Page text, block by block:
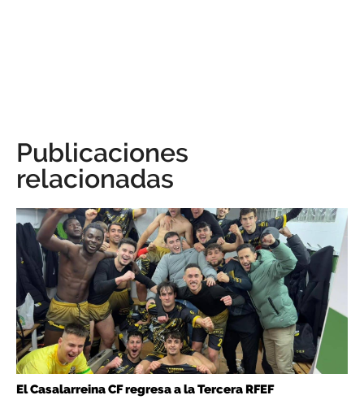
Publicaciones
relacionadas
El Casalarreina CF regresa a la Tercera RFEF